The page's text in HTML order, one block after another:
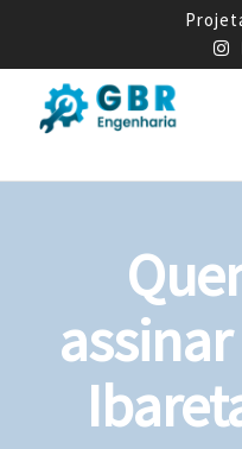
assinar